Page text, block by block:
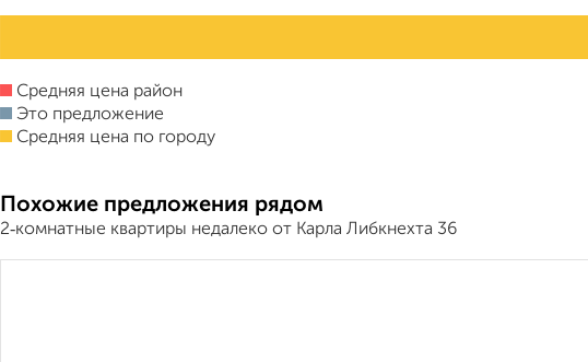
Средняя цена район
Это предложение
Средняя цена по городу
Похожие предложения рядом
2‑комнатные квартиры недалеко от Карла Либкнехта 36